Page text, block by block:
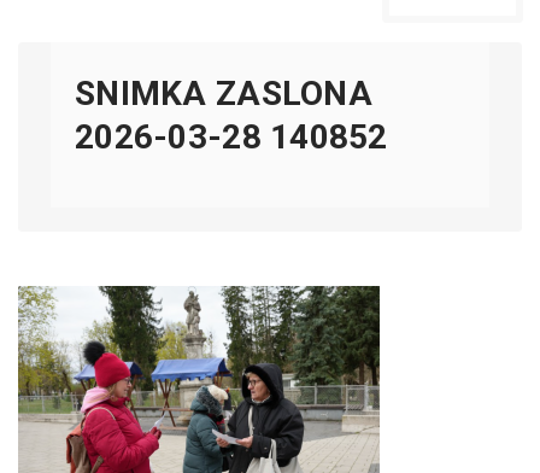
SNIMKA ZASLONA
2026-03-28 140852